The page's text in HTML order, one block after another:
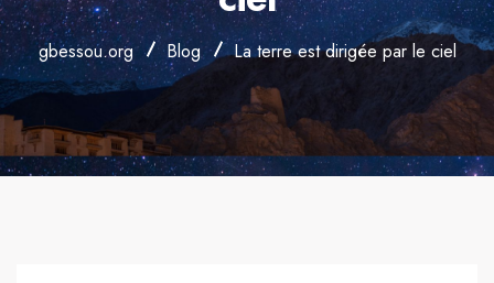
gbessou.org Blog La terre est dirigée par le ciel